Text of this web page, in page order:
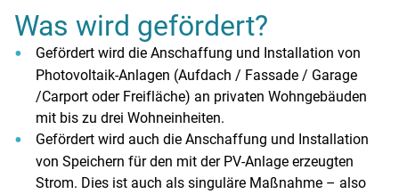
Was wird gefördert?
Gefördert wird die Anschaffung und Installation von
Photovoltaik-Anlagen (Aufdach / Fassade / Garage
/Carport oder Freifläche) an privaten Wohngebäuden
mit bis zu drei Wohneinheiten.
Gefördert wird auch die Anschaffung und Installation
von Speichern für den mit der PV-Anlage erzeugten
Strom. Dies ist auch als singuläre Maßnahme – also